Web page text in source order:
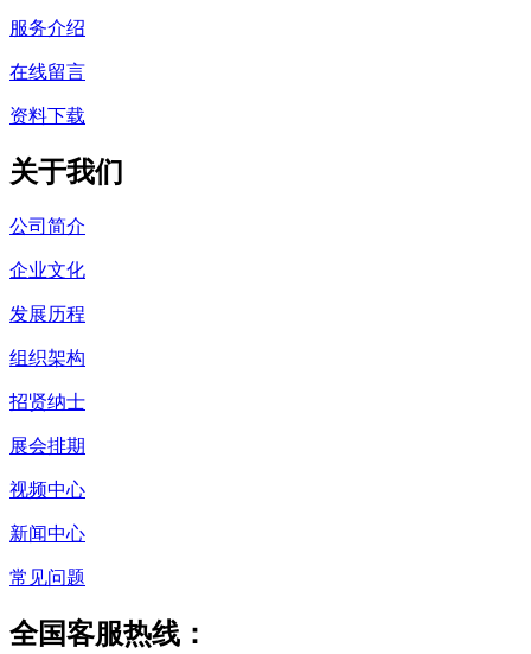
服务介绍
在线留言
资料下载
关于我们
公司简介
企业文化
发展历程
组织架构
招贤纳士
展会排期
视频中心
新闻中心
常见问题
全国客服热线：